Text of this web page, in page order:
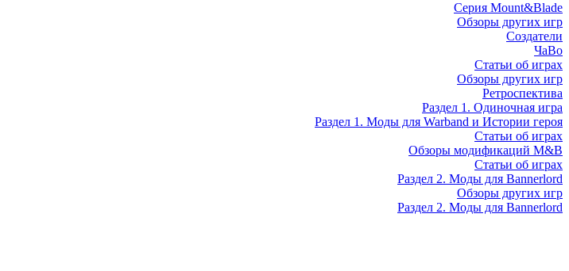
Серия Mount&Blade
Обзоры других игр
Создатели
ЧаВо
Статьи об играх
Обзоры других игр
Ретроспектива
Раздел 1. Одиночная игра
Раздел 1. Моды для Warband и Истории героя
Статьи об играх
Обзоры модификаций M&B
Статьи об играх
Раздел 2. Моды для Bannerlord
Обзоры других игр
Раздел 2. Моды для Bannerlord